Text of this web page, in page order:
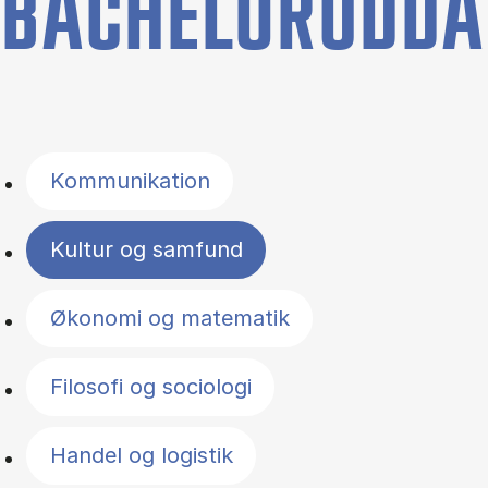
Kommunikation
Kultur og samfund
Økonomi og matematik
Filosofi og sociologi
Handel og logistik